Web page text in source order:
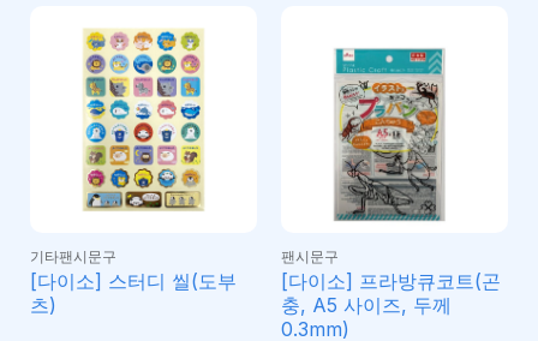
기타팬시문구
[다이소] 스터디 씰(도부
츠)
팬시문구
[다이소] 프라방큐코트(곤
충, A5 사이즈, 두께
0.3mm)